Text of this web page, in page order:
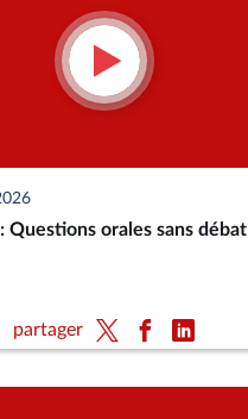
Questions orales sans débat
partager